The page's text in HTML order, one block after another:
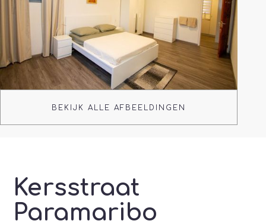
BEKIJK ALLE AFBEELDINGEN
Kersstraat
Paramaribo